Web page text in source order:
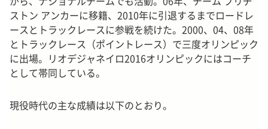
ストン アンカーに移籍、2010年に引退するまでロードレ
ースとトラックレースに参戦を続けた。2000、04、08年
とトラックレース（ポイントレース）で三度オリンピック
に出場。リオデジャネイロ2016オリンピックにはコーチ
として帯同している。
現役時代の主な成績は以下のとおり。